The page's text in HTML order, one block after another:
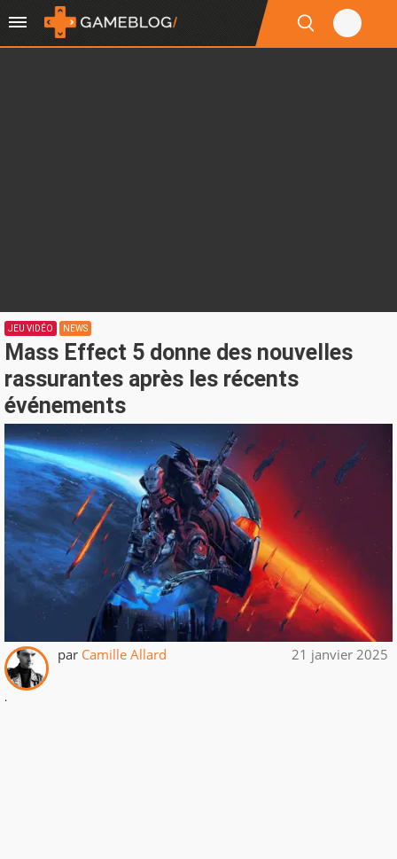
JEU VIDÉO NEWS
Mass Effect 5 donne des nouvelles
rassurantes après les récents
événements
par Camille Allard 21 janvier 2025
.